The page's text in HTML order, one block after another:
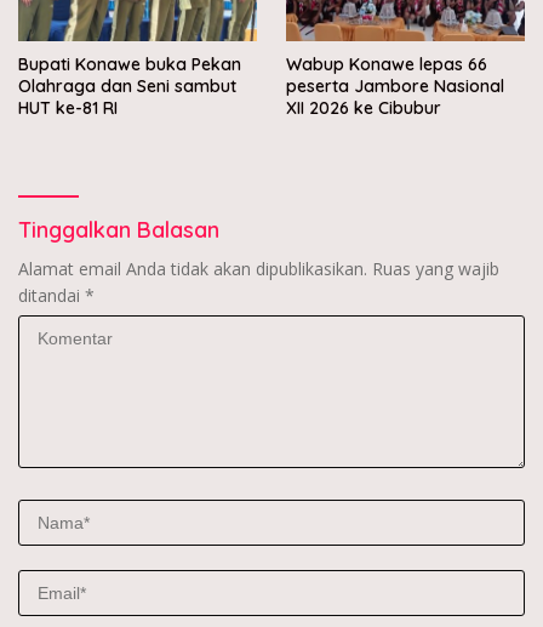
Bupati Konawe buka Pekan
Olahraga dan Seni sambut
HUT ke-81 RI
Wabup Konawe lepas 66
peserta Jambore Nasional
XII 2026 ke Cibubur
Tinggalkan Balasan
Alamat email Anda tidak akan dipublikasikan. Ruas yang wajib
ditandai *